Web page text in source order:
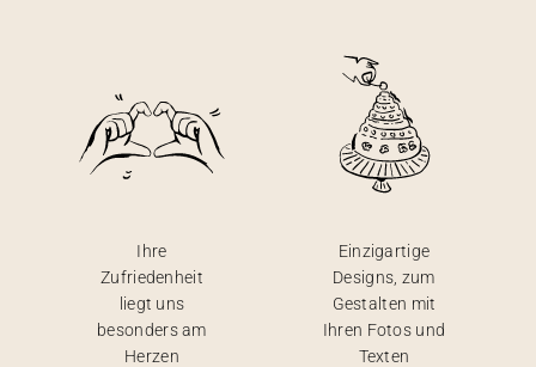
Ihre
Zufriedenheit
liegt uns
besonders am
Herzen
Einzigartige
Designs, zum
Gestalten mit
Ihren Fotos und
Texten